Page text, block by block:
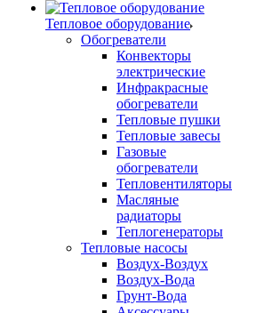
Тепловое оборудование
Обогреватели
Конвекторы
электрические
Инфракрасные
обогреватели
Тепловые пушки
Тепловые завесы
Газовые
обогреватели
Тепловентиляторы
Масляные
радиаторы
Теплогенераторы
Тепловые насосы
Воздух-Воздух
Воздух-Вода
Грунт-Вода